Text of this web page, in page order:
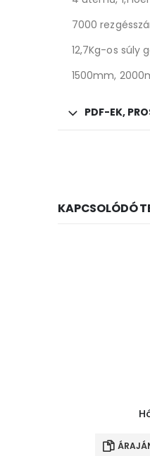
7000
12,7Kg-os súly
1500mm,
PDF-EK,
KAPCSOLÓDÓ